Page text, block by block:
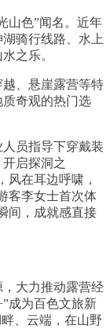
山色”闻名。近年
骑行线路、水上
之乐。
、悬崖露营等特
奇观的热门选
员指导下穿戴装
启探洞之
风在耳边呼啸，
客李女士首次体
间，成就感直接
大力推动露营经
成为百色文旅新
、云端，在山野